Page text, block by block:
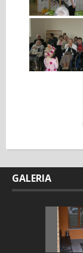
GALERIA